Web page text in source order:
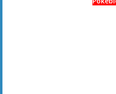
Para decidir que condição